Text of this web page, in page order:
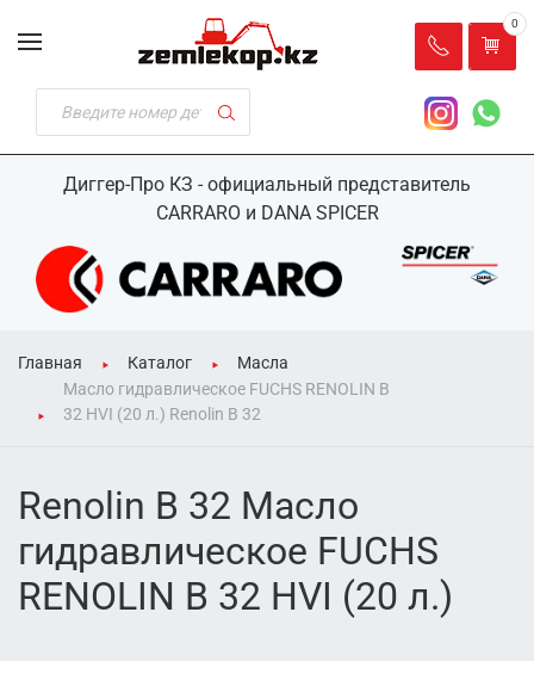
Диггер-Про КЗ - официальный представитель
CARRARO и DANA SPICER
0
Главная Каталог
Масла
Масло гидравлическое FUCHS RENOLIN B
32 HVI (20 л.) Renolin B 32
Renolin B 32 Масло
гидравлическое FUCHS
RENOLIN B 32 HVI (20 л.)